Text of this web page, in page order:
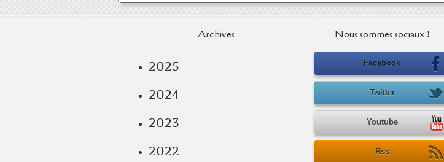
Archives
2025
2024
2023
2022
Nous sommes sociaux !
Facebook
Twitter
Youtube
Rss